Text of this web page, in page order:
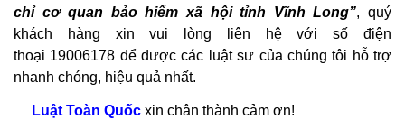
chỉ cơ quan bảo hiểm xã hội tỉnh Vĩnh Long”, quý
khách hàng xin vui lòng liên hệ với số điện
thoại 19006178 để được các luật sư của chúng tôi hỗ trợ
nhanh chóng, hiệu quả nhất.
Luật Toàn Quốc xin chân thành cảm ơn!